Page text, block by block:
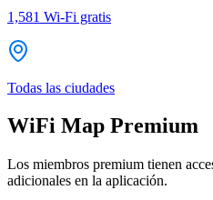
1,581 Wi-Fi gratis
Todas las ciudades
WiFi Map Premium
Los miembros premium tienen
adicionales en la aplicación.